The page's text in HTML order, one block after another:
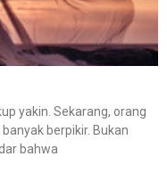
yakin. Sekarang, orang
berpikir. Bukan
bahwa